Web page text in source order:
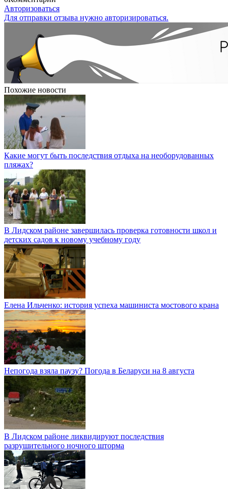
Авторизоваться
Для отправки отзыва нужно авторизироваться.
Похожие новости
Какие могут быть последствия отдыха на необорудованных
пляжах?
В Лидском районе завершилась проверка готовности школ и
детских садов к новому учебному году
Елена Ильченко: история успеха машиниста мостового крана
Непогода взяла паузу? Погода в Беларуси на 8 августа
В Лидском районе ликвидируют последствия
разрушительного ночного шторма